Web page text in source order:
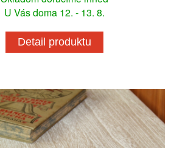
U Vás doma 12. - 13. 8.
Detail produktu